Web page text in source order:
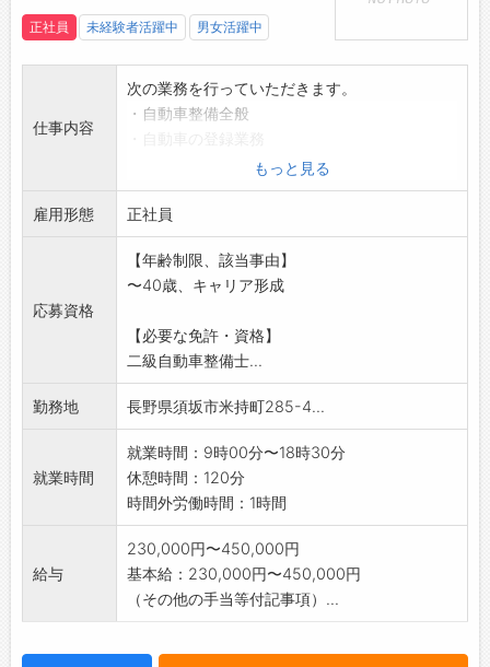
正社員 未経験者活躍中 男女活躍中
仕事内容
次の業務を行っていただきます。
・自動車整備全般
・来客時の対応
*取扱い車種は輸入乗用車がメインです。
変更範囲:変更なし
もっと見る
雇用形態 正社員
応募資格
【年齢制限、該当事由】
〜40歳、キャリア形成
【必要な免許・資格】
二級自動車整備士...
勤務地 長野県須坂市米持町285-4...
就業時間
就業時間：9時00分〜18時30分
休憩時間：120分
時間外労働時間：1時間
給与
230,000円〜450,000円
基本給：230,000円〜450,000円
（その他の手当等付記事項）...